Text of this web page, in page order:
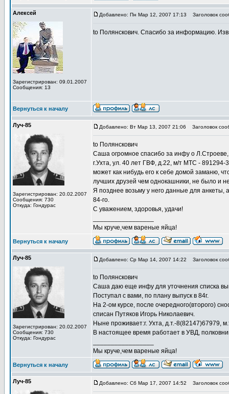
Алексей
Зарегистрирован: 09.01.2007
Сообщения: 13
Добавлено: Пн Мар 12, 2007 17:13 Заголовок
to Полянскович. Спасибо за информацию.
Вернуться к началу
Луч-85
Зарегистрирован: 20.02.2007
Сообщения: 730
Откуда: Гондурас
Добавлено: Вт Мар 13, 2007 21:06 Заголовок
to Полянскович
Саша огромное спасибо за инфу о
г.Ухта, ул. 40 лет ГВФ, д.22, м/т МТС - 891294-
может как нибудь его к себе домой заманю,
лучших друзей чем однокашники, не было и
Я позднее возьму у него данные для анкеты,
84-го.
С уважением, здоровья, удачи!
Мы круче,чем вареные яйца!
Вернуться к началу
Луч-85
Зарегистрирован: 20.02.2007
Сообщения: 730
Откуда: Гондурас
Добавлено: Ср Мар 14, 2007 14:22 Заголовок
to Полянскович
Саша даю еще инфу для уточнения списка
Поступал с вами, по плану выпуск в 84г.
На 2-ом курсе, после очередного(второго)
списан Путяков Игорь Николаевич.
Ныне проживает:г. Ухта, д.т.-8(82147)67979,
В настоящее время работает в УВД,
Мы круче,чем вареные яйца!
Вернуться к началу
Луч-85 Добавлено: Сб Мар 17, 2007 14:52 Заголовок